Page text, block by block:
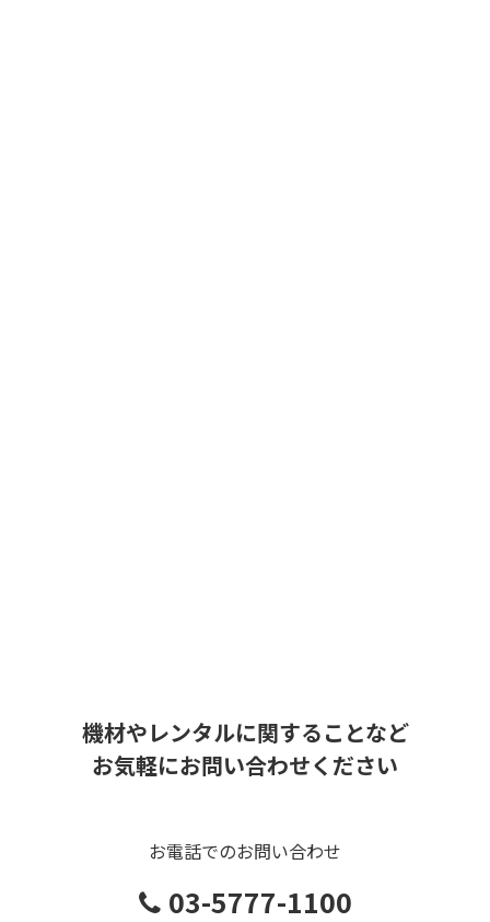
機材やレンタルに関することなど
お気軽にお問い合わせください
お電話でのお問い合わせ
03-5777-1100